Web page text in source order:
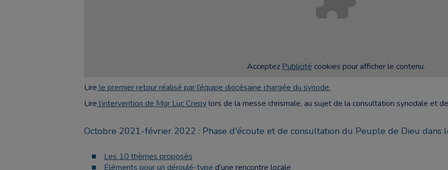
Acceptez Publicité cookies pour afficher le contenu.
Lire le premier retour réalisé par l’équipe diocésaine chargée du synode.
Lire l’intervention de Mgr Luc Crepylors de la messe chrismale, au sujet de la consultation synodale et
Octobre 2021-février 2022 : Phase d'écoute et de consultation du Peuple de Dieu dans
Les 10 thèmes proposés
Éléments pour un déroulé-type d’une rencontre locale